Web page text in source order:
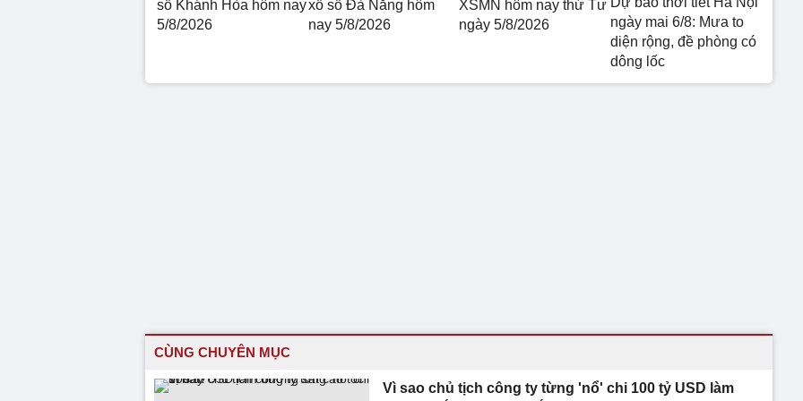
số Khánh Hòa hôm nay
5/8/2026
xổ số Đà Nẵng hôm
nay 5/8/2026
XSMN hôm nay thứ Tư
ngày 5/8/2026
ngày mai 6/8: Mưa to
diện rộng, đề phòng có
dông lốc
CÙNG CHUYÊN MỤC
Vì sao chủ tịch công ty từng 'nổ' chi 100 tỷ USD làm